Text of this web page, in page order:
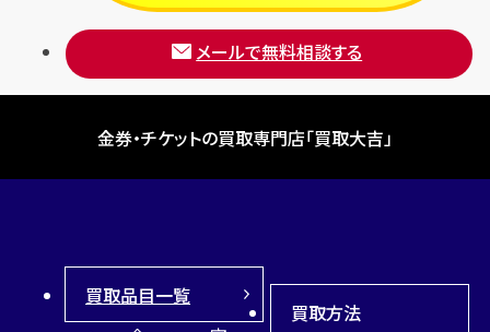
メールで無料相談する
金券・チケットの買取専門店「買取大吉」
買取品目一覧
買取方法